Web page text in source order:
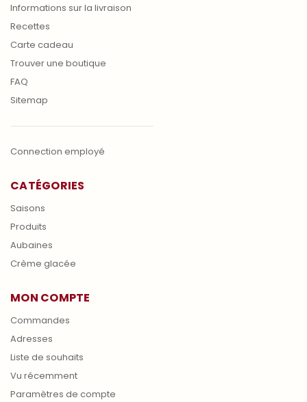
Informations sur la livraison
Recettes
Carte cadeau
Trouver une boutique
FAQ
Sitemap
Connection employé
CATÉGORIES
Saisons
Produits
Aubaines
Crème glacée
MON COMPTE
Commandes
Adresses
Liste de souhaits
Vu récemment
Paramètres de compte